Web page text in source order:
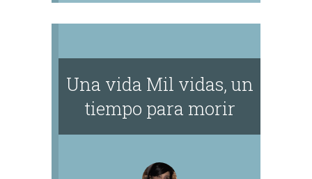
Una vida Mil vidas, un
tiempo para morir